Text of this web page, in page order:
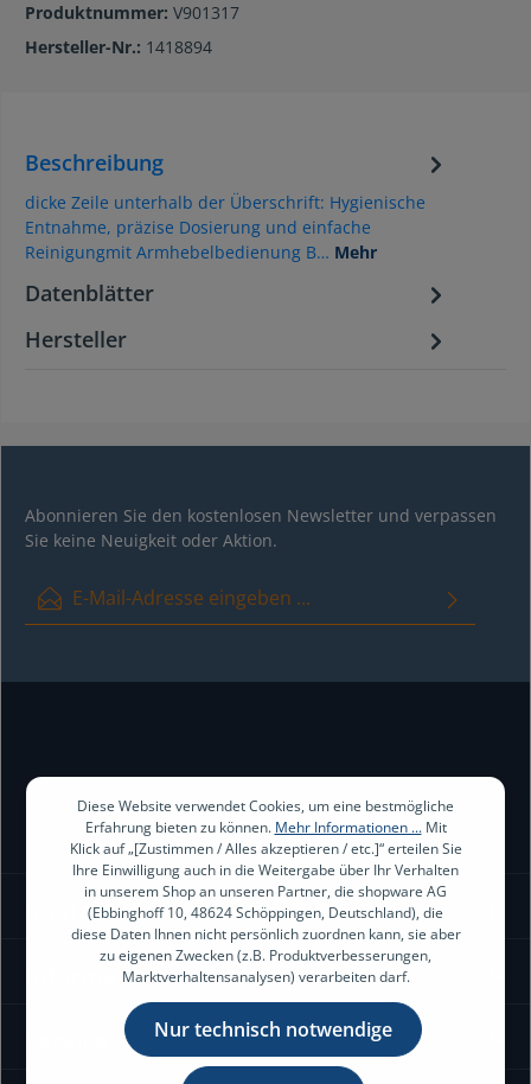
Produktnummer:V901317
Hersteller-Nr.: 1418894
Beschreibung
dicke Zeile unterhalb der Überschrift: Hygienische
Entnahme, präzise Dosierung und einfache
Reinigungmit Armhebelbedienung B… Mehr
Datenblätter
Hersteller
Abonnieren Sie den kostenlosen Newsletter und verpassen
Sie keine Neuigkeit oder Aktion.
E-Mail-Adresse*
Kontakt
Information
Diese Website verwendet Cookies, um eine bestmögliche
Erfahrung bieten zu können. Mehr Informationen ...Mit
Klick auf „[Zustimmen / Alles akzeptieren / etc.]“ erteilen Sie
Ihre Einwilligung auch in die Weitergabe über Ihr Verhalten
in unserem Shop an unseren Partner, die shopware AG
(Ebbinghoff 10, 48624 Schöppingen, Deutschland), die
diese Daten Ihnen nicht persönlich zuordnen kann, sie aber
zu eigenen Zwecken (z.B. Produktverbesserungen,
Marktverhaltensanalysen) verarbeiten darf.
Nur technisch notwendige